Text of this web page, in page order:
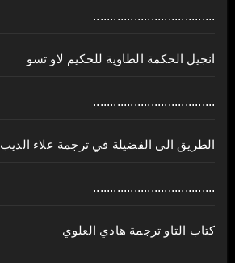
....................................
انجيل الحكمة الطاوية للحكيم لاو تسو
....................................
الطريق الى الفضيلة في ترجمة علاء الديب
....................................
كتاب التاو ترجمة هادي العلوي